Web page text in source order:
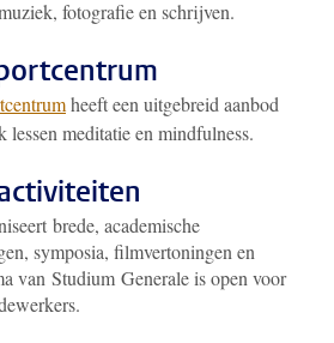
fotografie en schrijven.
heeft een uitgebreid aanbod
lessen meditatie en mindfulness.
brede, academische
symposia, filmvertoningen en
van Studium Generale is open voor